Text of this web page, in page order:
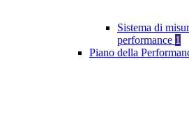
Sistema di
performance 1
Piano della